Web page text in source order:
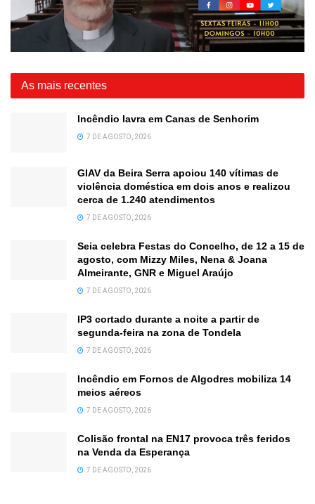
As mais recentes
Incêndio lavra em Canas de Senhorim
7 DE AGOSTO, 2026
GIAV da Beira Serra apoiou 140 vítimas de
violência doméstica em dois anos e realizou
cerca de 1.240 atendimentos
7 DE AGOSTO, 2026
Seia celebra Festas do Concelho, de 12 a 15 de
agosto, com Mizzy Miles, Nena & Joana
Almeirante, GNR e Miguel Araújo
7 DE AGOSTO, 2026
IP3 cortado durante a noite a partir de
segunda-feira na zona de Tondela
7 DE AGOSTO, 2026
Incêndio em Fornos de Algodres mobiliza 14
meios aéreos
7 DE AGOSTO, 2026
Colisão frontal na EN17 provoca três feridos
na Venda da Esperança
7 DE AGOSTO, 2026